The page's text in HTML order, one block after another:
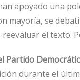
apoyado una
mayoría, se
el texto.
Partido
durante el